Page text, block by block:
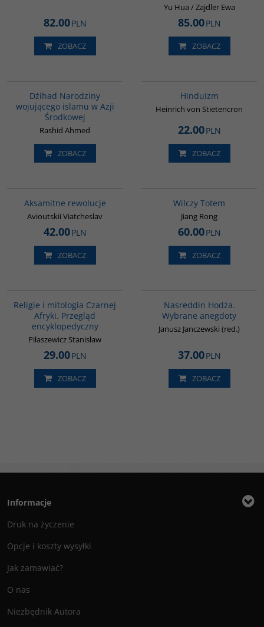
82.00PLN
ZOBACZ
Yu Hua / Zajdler Ewa
85.00PLN
ZOBACZ
Dżihad Narodziny
wojującego islamu w Azji
Środkowej
Rashid Ahmed
ZOBACZ
Hinduizm
Heinrich von Stietencron
22.00PLN
ZOBACZ
Aksamitne rewolucje
Avioutskii Viatcheslav
42.00PLN
ZOBACZ
Wilczy Totem
Jiang Rong
60.00PLN
ZOBACZ
Religie i mitologia Czarnej
Afryki. Przegląd
encyklopedyczny
Piłaszewicz Stanisław
29.00PLN
ZOBACZ
Nasreddin Hodża.
Wybrane anegdoty
Janusz Janczewski (red.)
37.00PLN
ZOBACZ
Informacje
Druk na życzenie
Opcje i koszty wysyłki
Jak zamawiać?
O nas
Niezbędnik Autora